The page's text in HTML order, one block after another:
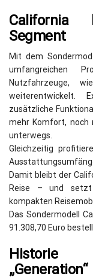
California
Segment
Mit dem
umfangreichen
Nutzfahrzeuge,
weiterentwickelt.
zusätzliche
mehr Komfort, noch
unterwegs.
Gleichzeitig
Damit bleibt der
Reise – und
kompakten
Das Sondermodell
91.308,70 Euro
Historie
„Generation“